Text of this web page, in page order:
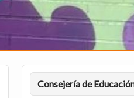
Consejería de